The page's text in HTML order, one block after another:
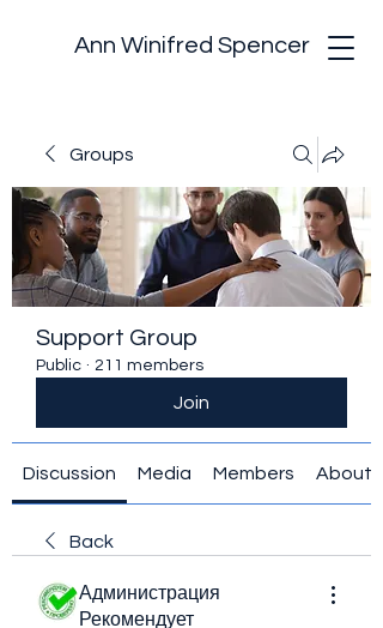
Ann Winifred Spencer
Groups
Support Group
Public · 211 members
Join
Discussion Media Members About
Back
Администрация
Рекомендует